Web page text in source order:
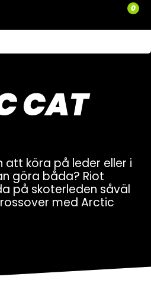
0
SLÄPVAGNAR
SNÖSKOTRAR
ATV
CAT
att köra på leder eller i
göra båda? Riot
på skoterleden såväl
med Arctic